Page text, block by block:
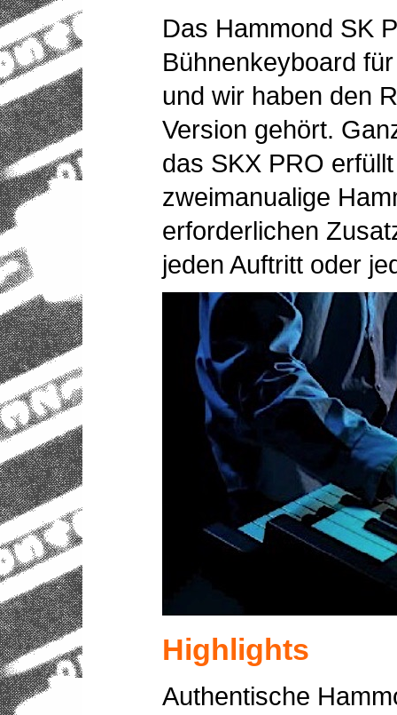
Das Hammond SK
Bühnenkeyboard
und wir haben den
Version gehört.
das SKX PRO
zweimanualige
erforderlichen
jeden Auftritt oder
Highlights
Authentische